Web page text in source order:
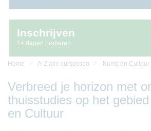
Inschrijven
14 dagen proberen
Home A-Z alle cursussen Kunst en Cultuur
Verbreed je horizon met
thuisstudies op het
en Cultuur